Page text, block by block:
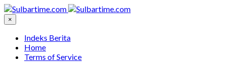
×
Indeks Berita
Home
Terms of Service